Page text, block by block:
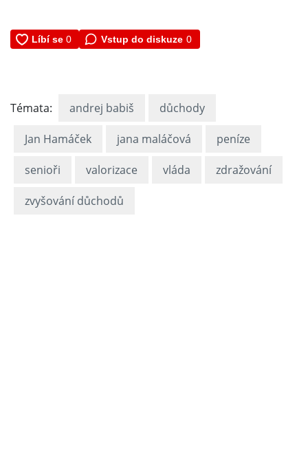
Vstup do diskuze 0
Témata: andrej babiš důchody
Jan Hamáček jana maláčová peníze
senioři valorizace vláda zdražování
zvyšování důchodů